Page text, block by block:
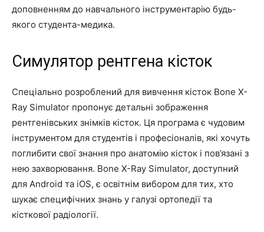
доповненням до навчального інструментарію будь-
якого студента-медика.
Симулятор рентгена кісток
Спеціально розроблений для вивчення кісток Bone X-
Ray Simulator пропонує детальні зображення
рентгенівських знімків кісток. Ця програма є чудовим
інструментом для студентів і професіоналів, які хочуть
поглибити свої знання про анатомію кісток і пов’язані з
нею захворювання. Bone X-Ray Simulator, доступний
для Android та iOS, є освітнім вибором для тих, хто
шукає специфічних знань у галузі ортопедії та
кісткової радіології.